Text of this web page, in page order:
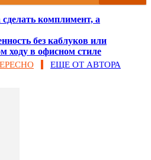
комплимент, а
без каблуков или
ходу в офисном стиле
ЕЩЕ ОТ АВТОРА